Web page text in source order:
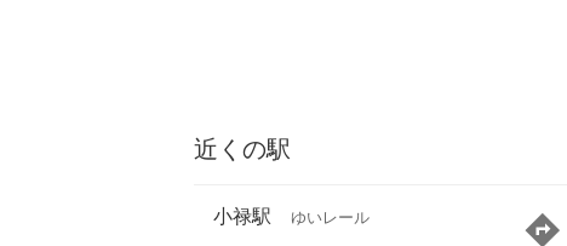
近くの駅
小禄駅 ゆいレール